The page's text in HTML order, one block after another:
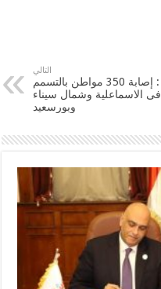
التالي
الصحة : إصابة 350 مواطن بالتسمم
فى الاسماعلية وشمال سيناء
وبورسعيد